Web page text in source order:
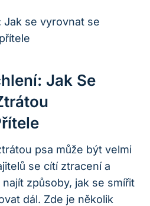
Jak Se
psa může být velmi
se cítí ztracení a
způsoby, jak se smířit
dál. Zde je několik